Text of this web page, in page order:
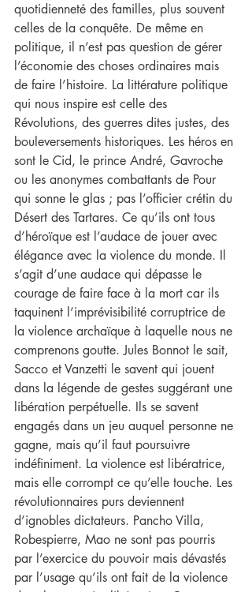
quotidienneté des familles, plus souvent
celles de la conquête. De même en
politique, il n’est pas question de gérer
l’économie des choses ordinaires mais
de faire l’histoire. La littérature politique
qui nous inspire est celle des
Révolutions, des guerres dites justes, des
bouleversements historiques. Les héros en
sont le Cid, le prince André, Gavroche
ou les anonymes combattants de Pour
qui sonne le glas ; pas l’officier crétin du
Désert des Tartares. Ce qu’ils ont tous
d’héroïque est l’audace de jouer avec
élégance avec la violence du monde. Il
s’agit d’une audace qui dépasse le
courage de faire face à la mort car ils
taquinent l’imprévisibilité corruptrice de
la violence archaïque à laquelle nous ne
comprenons goutte. Jules Bonnot le sait,
Sacco et Vanzetti le savent qui jouent
dans la légende de gestes suggérant une
libération perpétuelle. Ils se savent
engagés dans un jeu auquel personne ne
gagne, mais qu’il faut poursuivre
indéfiniment. La violence est libératrice,
mais elle corrompt ce qu’elle touche. Les
révolutionnaires purs deviennent
d’ignobles dictateurs. Pancho Villa,
Robespierre, Mao ne sont pas pourris
par l’exercice du pouvoir mais dévastés
par l’usage qu’ils ont fait de la violence